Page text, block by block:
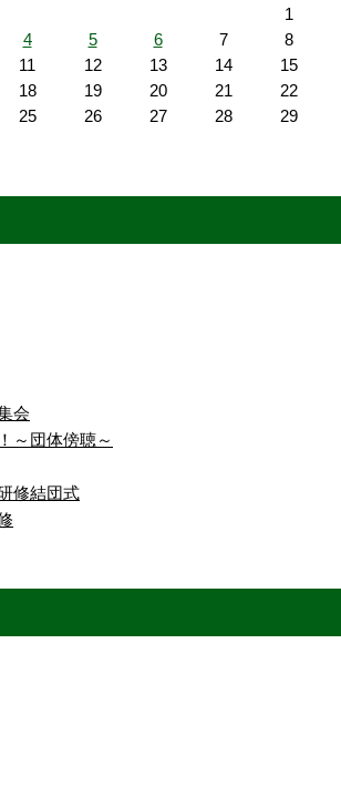
1
4 5 6 7
8
11 12 13 14
15
18 19 20 21
22
25 26 27 28
29
会
～団体傍聴～
修結団式